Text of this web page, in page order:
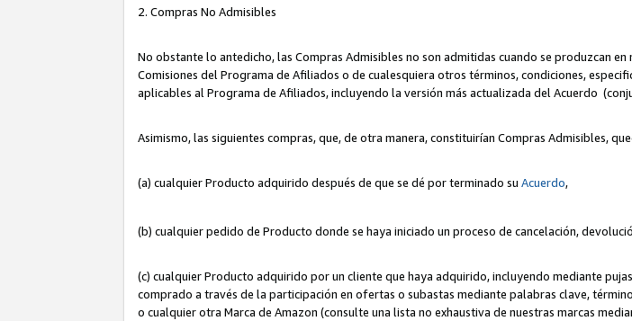
2. Compras No Admisibles
No obstante lo antedicho, las Compras Admisibles no son admitidas cuando se produzcan
Comisiones del Programa de Afiliados o de cualesquiera otros términos, condiciones,
aplicables al Programa de Afiliados, incluyendo la versión más actualizada del Acuerdo
Asimismo, las siguientes compras, que, de otra manera, constituirían Compras Admisibles,
(a) cualquier Producto adquirido después de que se dé por terminado su Acuerdo,
(b) cualquier pedido de Producto donde se haya iniciado un proceso de cancelación,
(c) cualquier Producto adquirido por un cliente que haya adquirido, incluyendo mediante
comprado a través de la participación en ofertas o subastas mediante palabras clave,
o cualquier otra Marca de Amazon (consulte una lista no exhaustiva de nuestras marcas